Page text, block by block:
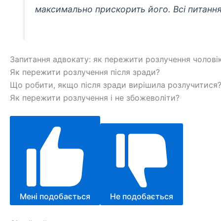
максимально прискорить його. Всі
Запитання адвокату: як пережити розлучення
Як пережити розлучення після зради?
Що робити, якщо після зради вирішила розлучитися?
Як пережити розлучення і не збожеволіти?
Мені подобається Не подобається